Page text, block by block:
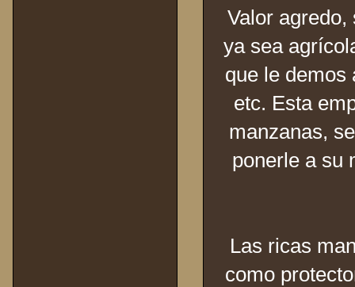
Valor
ya sea
que le demos
etc. Esta
manzanas,
ponerle a su
Las ricas
como